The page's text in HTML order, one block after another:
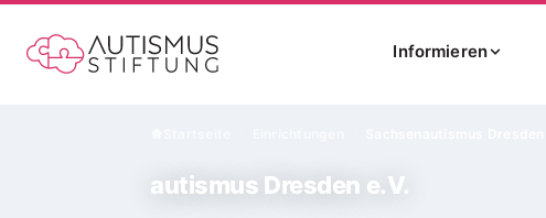
Informieren
autismus Dresden e.V.